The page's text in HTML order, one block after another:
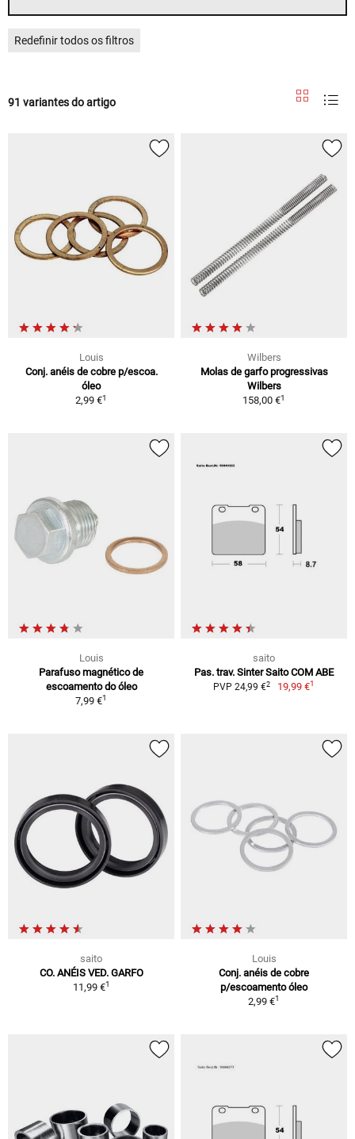
Redefinir todos os filtros
91 variantes do artigo
Louis
Conj. anéis de cobre p/escoa.
óleo
2,99 €1
Wilbers
Molas de garfo progressivas
Wilbers
158,00 €1
Louis
Parafuso magnético de
escoamento do óleo
7,99 €1
saito
Pas. trav. Sinter Saito COM ABE
PVP 24,99 €2 19,99 €1
saito
CO. ANÉIS VED. GARFO
11,99 €1
Louis
Conj. anéis de cobre
p/escoamento óleo
2,99 €1